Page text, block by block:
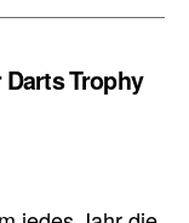
Darts Trophy